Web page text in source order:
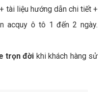
tài liệu hướng dẫn chi tiết +
acquy ô tô 1 đến 2 ngày.
trọn đời khi khách hàng sử